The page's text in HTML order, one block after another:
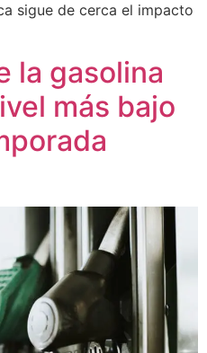
sigue de cerca el impacto
la gasolina
más bajo